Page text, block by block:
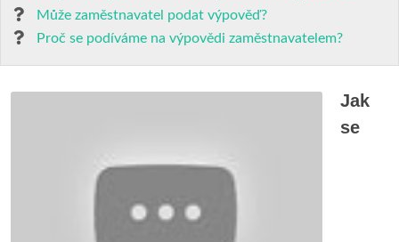
Může zaměstnavatel podat výpověď?
Proč se podíváme na výpovědi zaměstnavatelem?
Jak
se